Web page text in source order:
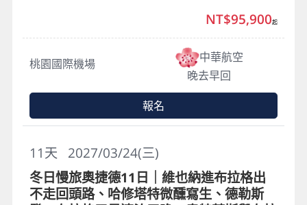
桃園國際機場
中華航空
晚去早回
NT$95,900起
報名
2027/03/24(三)
11天
冬日慢旅奧捷德11日｜維也納進布拉格出
不走回頭路、哈修塔特微醺寫生、德勒斯